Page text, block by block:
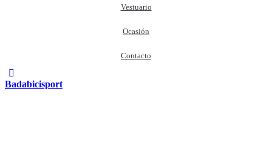
Vestuario
Ocasión
Contacto
Badabicisport